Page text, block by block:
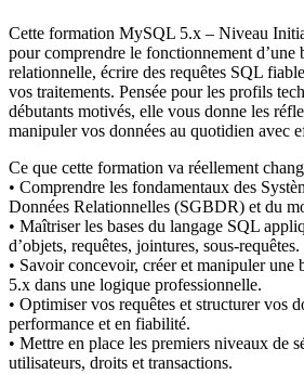
Cette formation MySQL 5.x – Niveau
pour comprendre le fonctionnement d’une
relationnelle, écrire des requêtes SQL
vos traitements. Pensée pour les profils
débutants motivés, elle vous donne les
manipuler vos données au quotidien avec
Ce que cette formation va réellement
• Comprendre les fondamentaux des
Données Relationnelles (SGBDR) et du
• Maîtriser les bases du langage SQL
d’objets, requêtes, jointures, sous-requêtes.
• Savoir concevoir, créer et manipuler une
5.x dans une logique professionnelle.
• Optimiser vos requêtes et structurer vos
performance et en fiabilité.
• Mettre en place les premiers niveaux de
utilisateurs, droits et transactions.